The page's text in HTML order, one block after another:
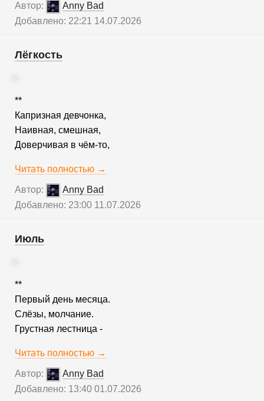
Автор:
Anny Bad
Добавлено: 22:21 14.07.2026
Лёгкость
**
Капризная девчонка,
Наивная, смешная,
Доверчивая в чём-то,
Читать полностью →
Автор:
Anny Bad
Добавлено: 23:00 11.07.2026
Июль
**
Первый день месяца.
Слёзы, молчание.
Грустная лестница -
Читать полностью →
Автор:
Anny Bad
Добавлено: 13:40 01.07.2026